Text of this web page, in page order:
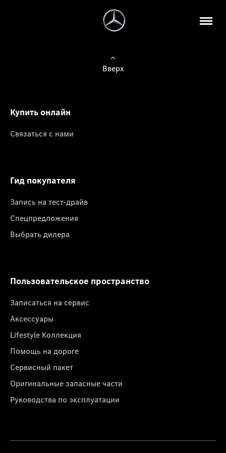
Вверх
Купить онлайн
Связаться с нами
Гид покупателя
Запись на тест-драйв
Спецпредложения
Выбрать дилера
Пользовательское пространство
Записаться на сервис
Аксессуары
Lifestyle Коллекция
Помощь на дороге
Сервисный пакет
Оригинальные запасные части
Руководства по эксплуатации